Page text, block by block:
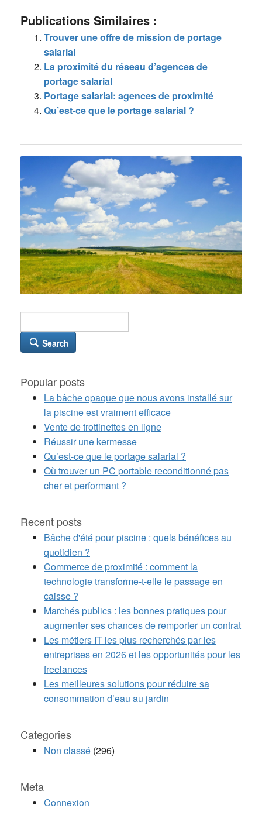
Publications Similaires :
Trouver une offre de mission de portage
salarial
La proximité du réseau d’agences de
portage salarial
Portage salarial: agences de proximité
Qu’est-ce que le portage salarial ?
Search
Popular posts
La bâche opaque que nous avons installé sur
la piscine est vraiment efficace
Vente de trottinettes en ligne
Réussir une kermesse
Qu’est-ce que le portage salarial ?
Où trouver un PC portable reconditionné pas
cher et performant ?
Recent posts
Bâche d'été pour piscine : quels bénéfices au
quotidien ?
Commerce de proximité : comment la
technologie transforme-t-elle le passage en
caisse ?
Marchés publics : les bonnes pratiques pour
augmenter ses chances de remporter un contrat
Les métiers IT les plus recherchés par les
entreprises en 2026 et les opportunités pour les
freelances
Les meilleures solutions pour réduire sa
consommation d’eau au jardin
Categories
Non classé (296)
Meta
Connexion